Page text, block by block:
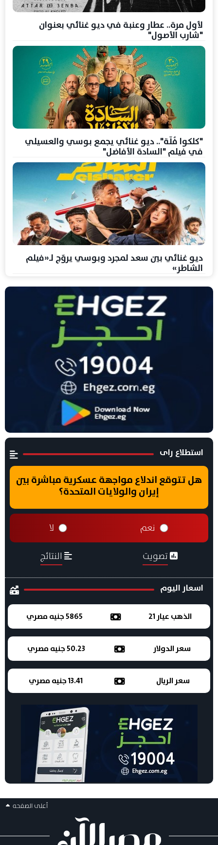
لأول مرة.. عطار وعنبة في ديو غنائي بعنوان
"شارب الأصول"
"كلكوا فُلّة".. ديو غنائي يجمع بوسي والعسيلي
في فيلم "السادة الأفاضل"
ديو غنائي بين سعد لمجرد وبوسي يروّج لـ«فيلم
الشاطر»
استطلاع راى
هل تتوقع اندلاع مواجهة عسكرية مباشرة بين
إيران والولايات المتحدة؟
نعم لا
تصويت النتائج
اسعار اليوم
الذهب عيار 21 5865 جنيه مصري
سعر الدولار 50.23 جنيه مصري
سعر الريال 13.41 جنيه مصري
أعلى الصفحه